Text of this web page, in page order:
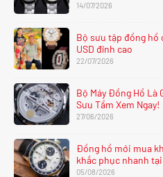
14/07/2026
Bộ sưu tập đồng hồ
USD đỉnh cao
22/07/2026
Bộ Máy Đồng Hồ Là
Sưu Tầm Xem Ngay!
27/06/2026
Đồng hồ mới mua
khắc phục nhanh
05/08/2026